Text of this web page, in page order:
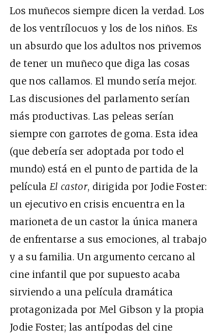
Los muñecos siempre dicen la verdad. Los
de los ventrílocuos y los de los niños. Es
un absurdo que los adultos nos privemos
de tener un muñeco que diga las cosas
que nos callamos. El mundo sería mejor.
Las discusiones del parlamento serían
más productivas. Las peleas serían
siempre con garrotes de goma. Esta idea
(que debería ser adoptada por todo el
mundo) está en el punto de partida de la
películaEl castor, dirigida por Jodie Foster:
un ejecutivo en crisis encuentra en la
marioneta de un castor la única manera
de enfrentarse a sus emociones, al trabajo
y a su familia. Un argumento cercano al
cine infantil que por supuesto acaba
sirviendo a una película dramática
protagonizada por Mel Gibson y la propia
Jodie Foster; las antípodas del cine